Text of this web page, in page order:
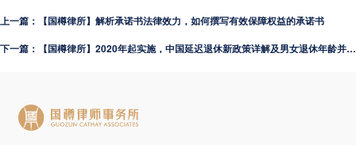
上一篇：【国樽律所】解析承诺书法律效力，如何撰写有效保障权益的承诺书
下一篇：【国樽律所】2020年起实施，中国延迟退休新政策详解及男女退休年龄并轨展望